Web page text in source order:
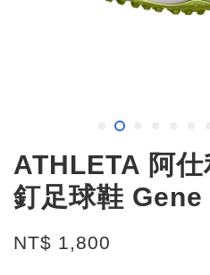
ATHLETA 阿
釘足球鞋 Gene
NT$ 1,800